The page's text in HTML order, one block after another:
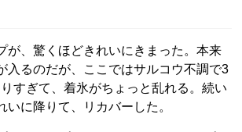
、驚くほどきれいにきまった。本来
入るのだが、ここではサルコウ不調で3
すぎて、着氷がちょっと乱れる。続い
いに降りて、リカバーした。